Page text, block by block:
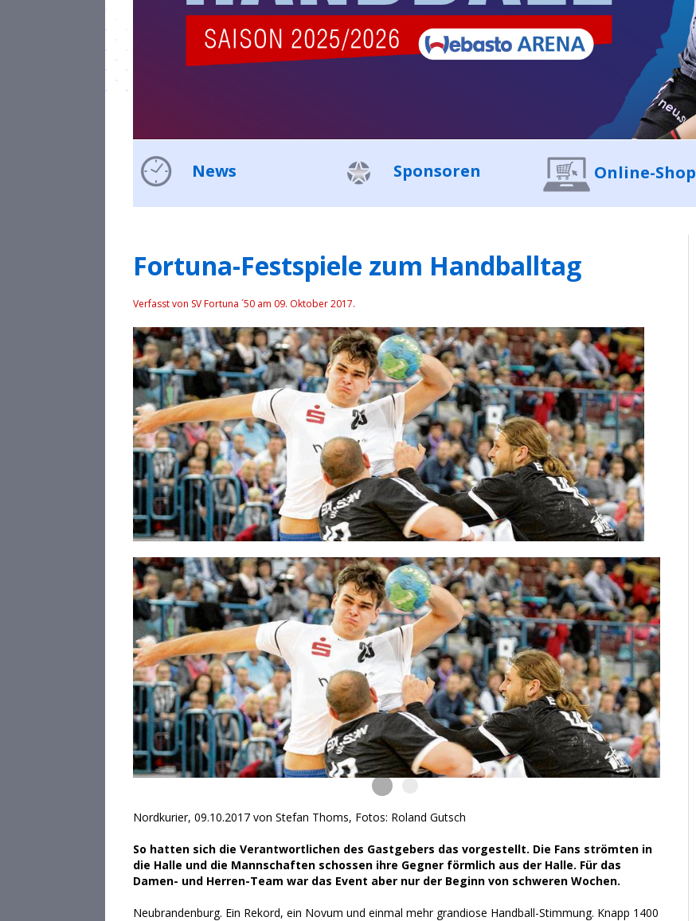
News Sponsoren Online-Shop
Fortuna-Festspiele zum Handballtag
Verfasst von SV Fortuna ´50 am 09. Oktober 2017.
Nordkurier, 09.10.2017 von Stefan Thoms, Fotos: Roland Gutsch
So hatten sich die Verantwortlichen des Gastgebers das vorgestellt. Die Fans strömten in
die Halle und die Mannschaften schossen ihre Gegner förmlich aus der Halle. Für das
Damen- und Herren-Team war das Event aber nur der Beginn von schweren Wochen.
Neubrandenburg. Ein Rekord, ein Novum und einmal mehr grandiose Handball-Stimmung. Knapp 1400